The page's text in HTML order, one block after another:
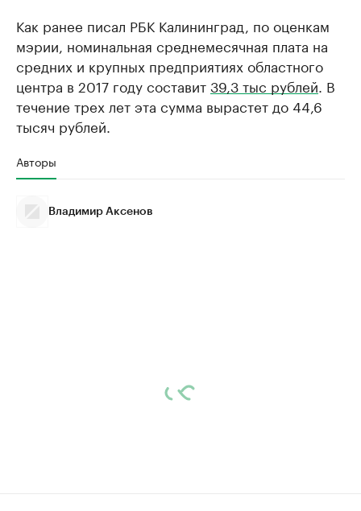
Как ранее писал РБК Калининград, по оценкам
мэрии, номинальная среднемесячная плата на
средних и крупных предприятиях областного
центра в 2017 году составит39,3 тыс рублей . В
течение трех лет эта сумма вырастет до 44,6
тысяч рублей.
Авторы
Владимир Аксенов